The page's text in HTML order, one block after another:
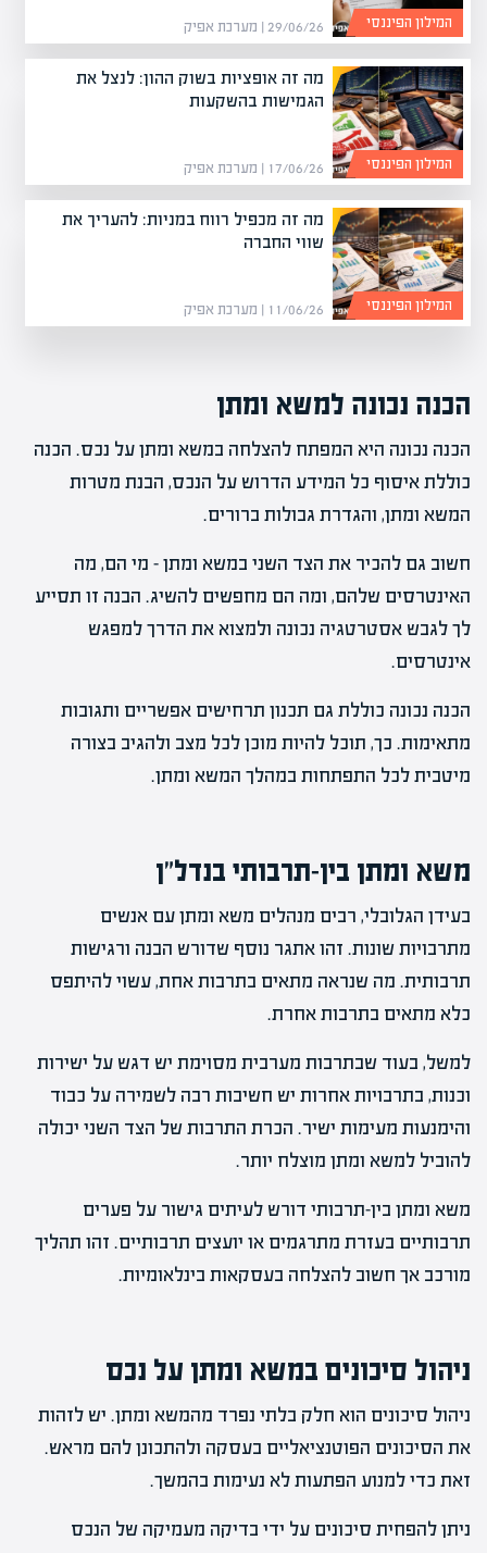
29/06/26 | מערכת אפיק המילון הפיננסי
מה זה אופציות בשוק ההון: לנצל את
הגמישות בהשקעות
17/06/26 | מערכת אפיק המילון הפיננסי
מה זה מכפיל רווח במניות: להעריך את
שווי החברה
11/06/26 | מערכת אפיק המילון הפיננסי
הכנה נכונה למשא ומתן
הכנה נכונה היא המפתח להצלחה במשא ומתן על נכס. הכנה
כוללת איסוף כל המידע הדרוש על הנכס, הבנת מטרות
המשא ומתן, והגדרת גבולות ברורים.
חשוב גם להכיר את הצד השני במשא ומתן – מי הם, מה
האינטרסים שלהם, ומה הם מחפשים להשיג. הבנה זו תסייע
לך לגבש אסטרטגיה נכונה ולמצוא את הדרך למפגש
אינטרסים.
הכנה נכונה כוללת גם תכנון תרחישים אפשריים ותגובות
מתאימות. כך, תוכל להיות מוכן לכל מצב ולהגיב בצורה
מיטבית לכל התפתחות במהלך המשא ומתן.
משא ומתן בין-תרבותי בנדל"ן
בעידן הגלובלי, רבים מנהלים משא ומתן עם אנשים
מתרבויות שונות. זהו אתגר נוסף שדורש הבנה ורגישות
תרבותית. מה שנראה מתאים בתרבות אחת, עשוי להיתפס
כלא מתאים בתרבות אחרת.
למשל, בעוד שבתרבות מערבית מסוימת יש דגש על ישירות
וכנות, בתרבויות אחרות יש חשיבות רבה לשמירה על כבוד
והימנעות מעימות ישיר. הכרת התרבות של הצד השני יכולה
להוביל למשא ומתן מוצלח יותר.
משא ומתן בין-תרבותי דורש לעיתים גישור על פערים
תרבותיים בעזרת מתרגמים או יועצים תרבותיים. זהו תהליך
מורכב אך חשוב להצלחה בעסקאות בינלאומיות.
ניהול סיכונים במשא ומתן על נכס
ניהול סיכונים הוא חלק בלתי נפרד מהמשא ומתן. יש לזהות
את הסיכונים הפוטנציאליים בעסקה ולהתכונן להם מראש.
זאת כדי למנוע הפתעות לא נעימות בהמשך.
ניתן להפחית סיכונים על ידי בדיקה מעמיקה של הנכס